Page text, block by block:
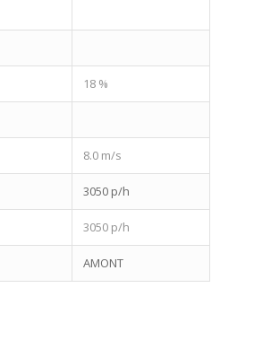
18 %
8.0 m/s
3050 p/h
3050 p/h
AMONT